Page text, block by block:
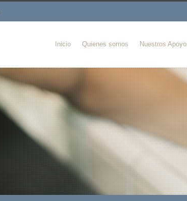
Inicio Quienes somos Nuestros